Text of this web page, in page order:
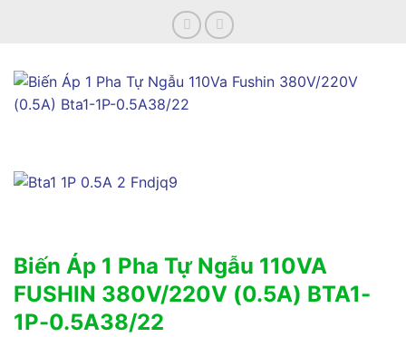
Biến Áp 1 Pha Tự Ngẫu 110VA
FUSHIN 380V/220V (0.5A) BTA1-
1P-0.5A38/22